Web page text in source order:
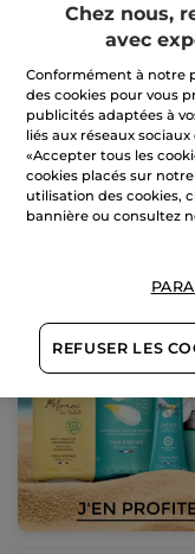
AJOUTER
PANIER
Chez nous,
avec
Conformément à notre
des cookies pour vous
publicités adaptées à
liés aux réseaux
«Accepter tous les
cookies placés sur
utilisation des cookies,
bannière ou consultez
REFUSER LES